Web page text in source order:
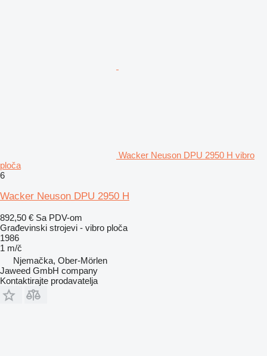
Wacker Neuson DPU 2950 H vibro
ploča
6
Wacker Neuson DPU 2950 H
892,50 € Sa PDV-om
Građevinski strojevi - vibro ploča
1986
1 m/č
Njemačka, Ober-Mörlen
Jaweed GmbH company
Kontaktirajte prodavatelja